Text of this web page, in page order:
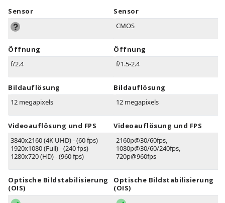
Sensor
Öffnung
f/2.4
Bildauflösung
12 megapixels
Videoauflösung und FPS
3840x2160 (4K UHD) - (60 fps)
1920x1080 (Full) - (240 fps)
1280x720 (HD) - (960 fps)
Optische Bildstabilisierung
(OIS)
Sensor
CMOS
Öffnung
f/1.5-2.4
Bildauflösung
12 megapixels
Videoauflösung und FPS
2160p@30/60fps,
1080p@30/60/240fps,
720p@960fps
Optische Bildstabilisierung
(OIS)